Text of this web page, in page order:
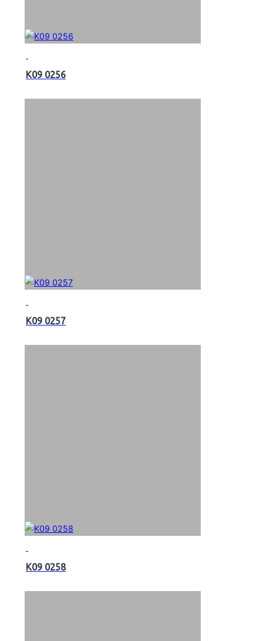
K09 0256
K09 0257
K09 0258